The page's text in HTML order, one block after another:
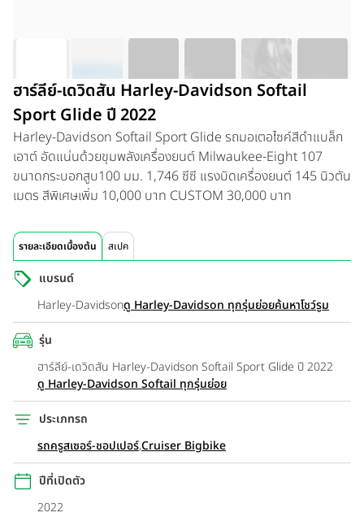
ฮาร์ลีย์-เดวิดสัน Harley-Davidson Softail
Sport Glide ปี 2022
Harley-Davidson Softail Sport Glide รถมอเตอไซค์สีดำแบล็ก
เอาต์ อัดแน่นด้วยขุมพลังเครื่องยนต์ Milwaukee-Eight 107
ขนาดกระบอกสูบ100 มม. 1,746 ซีซี แรงบิดเครื่องยนต์ 145 นิวตัน
เมตร สีพิเศษเพิ่ม 10,000 บาท CUSTOM 30,000 บาท
รายละเอียดเบื้องต้น สเปค
แบรนด์
Harley-Davidsonดู Harley-Davidson ทุกรุ่นย่อยค้นหาโชว์รูม
รุ่น
ฮาร์ลีย์-เดวิดสัน Harley-Davidson Softail Sport Glide ปี 2022
ดู Harley-Davidson Softail ทุกรุ่นย่อย
ประเภทรถ
รถครูสเซอร์-ชอปเปอร์,Cruiser Bigbike
ปีที่เปิดตัว
2022